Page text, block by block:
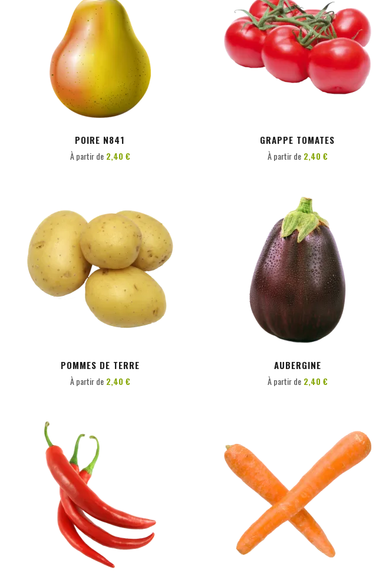
POIRE N841
PERSONNALISER
À partir de 2,40 €
GRAPPE TOMATES
PERSONNALISER
À partir de 2,40 €
POMMES DE TERRE
PERSONNALISER
À partir de 2,40 €
AUBERGINE
PERSONNALISER
À partir de 2,40 €
PERSONNALISER PERSONNALISER